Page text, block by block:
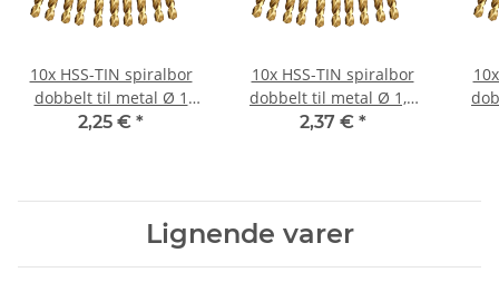
10x HSS-TIN spiralbor
dobbelt til metal Ø 1
mm
2,25 € *
10x HSS-TIN spiralbor
dobbelt til metal Ø 1,6
mm
2,37 € *
Lignende varer